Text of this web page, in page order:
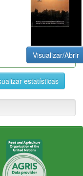
Visualizar/Abrir
estatísticas